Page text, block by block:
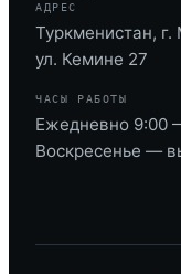
АДРЕС
Туркменистан,
ул. Кемине 27
ЧАСЫ РАБОТЫ
Ежедневно 9:00
Воскресенье —